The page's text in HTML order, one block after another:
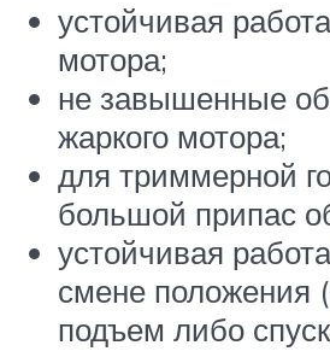
устойчивая
мотора;
не завышенные
жаркого мотора;
для триммерной
большой припас
устойчивая
смене положения
подъем либо